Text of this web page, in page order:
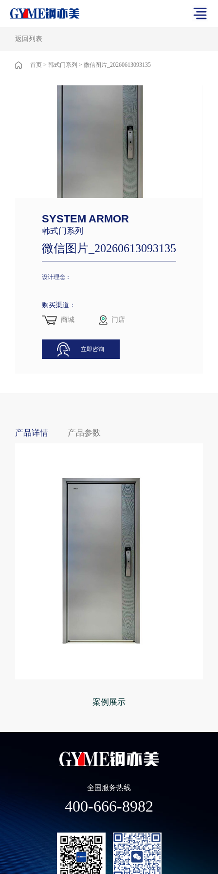
首页 > 韩式门系列 > 微信图片_20260613093135
返回列表
SYSTEM ARMOR
韩式门系列
微信图片_20260613093135
设计理念：
购买渠道：
商城
门店
立即咨询
产品详情 产品参数
案例展示
全国服务热线
400-666-8982